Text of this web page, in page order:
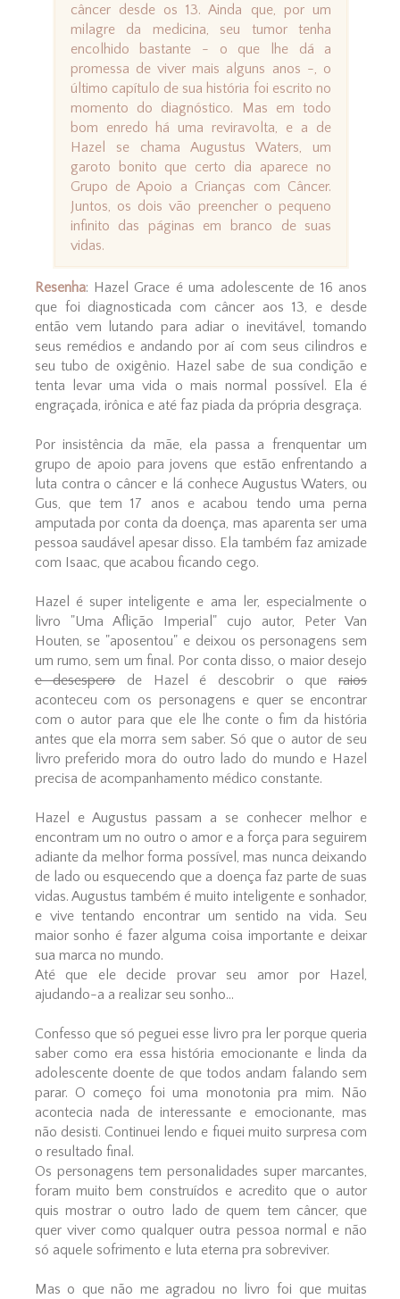
câncer desde os 13. Ainda que, por um
milagre da medicina, seu tumor tenha
encolhido bastante - o que lhe dá a
promessa de viver mais alguns anos -, o
último capítulo de sua história foi escrito no
momento do diagnóstico. Mas em todo
bom enredo há uma reviravolta, e a de
Hazel se chama Augustus Waters, um
garoto bonito que certo dia aparece no
Grupo de Apoio a Crianças com Câncer.
Juntos, os dois vão preencher o pequeno
infinito das páginas em branco de suas
vidas.
Resenha: Hazel Grace é uma adolescente de 16 anos
que foi diagnosticada com câncer aos 13, e desde
então vem lutando para adiar o inevitável, tomando
seus remédios e andando por aí com seus cilindros e
seu tubo de oxigênio. Hazel sabe de sua condição e
tenta levar uma vida o mais normal possível. Ela é
engraçada, irônica e até faz piada da própria desgraça.
Por insistência da mãe, ela passa a frenquentar um
grupo de apoio para jovens que estão enfrentando a
luta contra o câncer e lá conhece Augustus Waters, ou
Gus, que tem 17 anos e acabou tendo uma perna
amputada por conta da doença, mas aparenta ser uma
pessoa saudável apesar disso. Ela também faz amizade
com Isaac, que acabou ficando cego.
Hazel é super inteligente e ama ler, especialmente o
livro "Uma Aflição Imperial" cujo autor, Peter Van
Houten, se "aposentou" e deixou os personagens sem
um rumo, sem um final. Por conta disso, o maior desejo
e desesperode Hazel é descobrir o queraios
aconteceu com os personagens e quer se encontrar
com o autor para que ele lhe conte o fim da história
antes que ela morra sem saber. Só que o autor de seu
livro preferido mora do outro lado do mundo e Hazel
precisa de acompanhamento médico constante.
Hazel e Augustus passam a se conhecer melhor e
encontram um no outro o amor e a força para seguirem
adiante da melhor forma possível, mas nunca deixando
de lado ou esquecendo que a doença faz parte de suas
vidas. Augustus também é muito inteligente e sonhador,
e vive tentando encontrar um sentido na vida. Seu
maior sonho é fazer alguma coisa importante e deixar
sua marca no mundo.
Até que ele decide provar seu amor por Hazel,
ajudando-a a realizar seu sonho...
Confesso que só peguei esse livro pra ler porque queria
saber como era essa história emocionante e linda da
adolescente doente de que todos andam falando sem
parar. O começo foi uma monotonia pra mim. Não
acontecia nada de interessante e emocionante, mas
não desisti. Continuei lendo e fiquei muito surpresa com
o resultado final.
Os personagens tem personalidades super marcantes,
foram muito bem construídos e acredito que o autor
quis mostrar o outro lado de quem tem câncer, que
quer viver como qualquer outra pessoa normal e não
só aquele sofrimento e luta eterna pra sobreviver.
Mas o que não me agradou no livro foi que muitas